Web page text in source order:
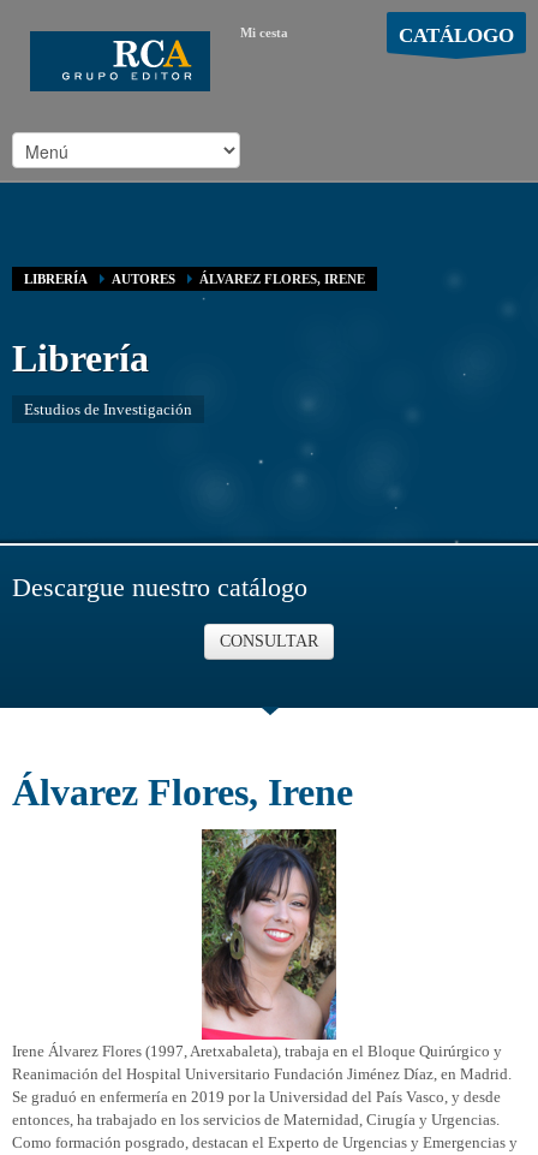
Mi cesta CATÁLOGO
LIBRERÍA AUTORES ÁLVAREZ FLORES, IRENE
Librería
Estudios de Investigación
Descargue nuestro catálogo
CONSULTAR
Álvarez Flores, Irene
Irene Álvarez Flores (1997, Aretxabaleta), trabaja en el Bloque Quirúrgico y
Reanimación del Hospital Universitario Fundación Jiménez Díaz, en Madrid.
Se graduó en enfermería en 2019 por la Universidad del País Vasco, y desde
entonces, ha trabajado en los servicios de Maternidad, Cirugía y Urgencias.
Como formación posgrado, destacan el Experto de Urgencias y Emergencias y